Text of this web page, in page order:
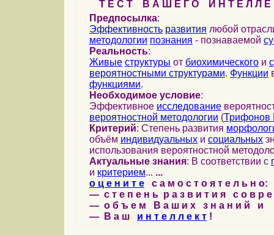
Т Е С Т В А Ш Е Г О И Н Т Е Л Л Е
Предпосылка:
Эффективность развития любой
методологии познания - познаваемой
Реальность:
Живые структуры от биохимического и
вероятностными структурами. Функции
функциями.
Необходимое условие:
Эффективное исследование
вероятностной методологии (Трифонов
Критерий: Степень развития
объём индивидуальных и социальных
использования вероятностной
Актуальные знания: В соответствии с
и критерием... ...
о ц е н и т е с а м о с т о я т е л ь н о:
— с т е п е н ь р а з в и т и я с о в р
— о б ъ е м В а ш и х з н а н и й и
— В а ш и н т е л л е к т !